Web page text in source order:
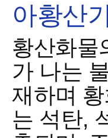
아황산
황산화물
가 나는
재하며
는 석탄,